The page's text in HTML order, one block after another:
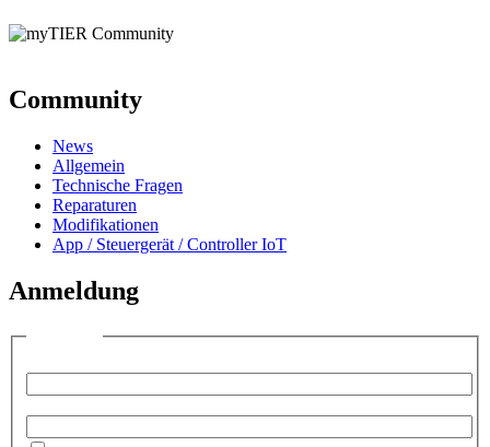
Community
News
Allgemein
Technische Fragen
Reparaturen
Modifikationen
App / Steuergerät / Controller IoT
Anmeldung